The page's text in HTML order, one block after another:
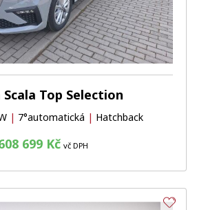
Scala Top Selection
| 7°automatická | Hatchback
699 Kč vč DPH